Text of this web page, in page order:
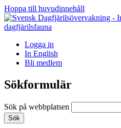
Hoppa till huvudinnehåll
Logga in
In English
Bli medlem
Sökformulär
Sök på webbplatsen